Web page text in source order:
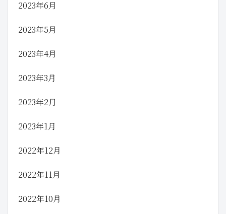
2023年6月
2023年5月
2023年4月
2023年3月
2023年2月
2023年1月
2022年12月
2022年11月
2022年10月